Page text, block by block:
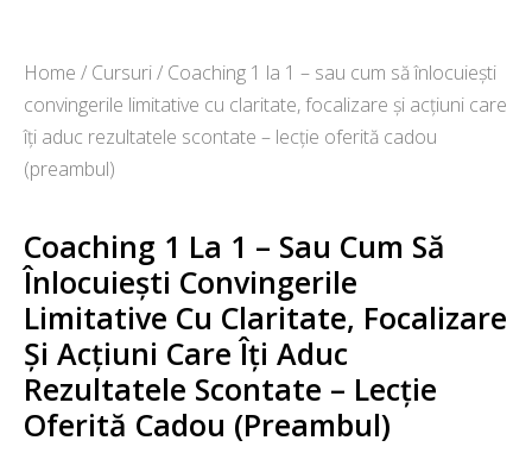
Home / Cursuri/ Coaching 1 la 1 – sau cum să înlocuiești
convingerile limitative cu claritate, focalizare și acțiuni care
îți aduc rezultatele scontate – lecție oferită cadou
(preambul)
Coaching 1 La 1 – Sau Cum Să
Înlocuiești Convingerile
Limitative Cu Claritate, Focalizare
Și Acțiuni Care Îți Aduc
Rezultatele Scontate – Lecție
Oferită Cadou (preambul)